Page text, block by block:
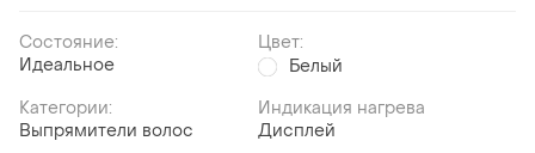
Состояние:
Идеальное
Цвет:
Белый
Категории:
Выпрямители волос
Индикация нагрева
Дисплей